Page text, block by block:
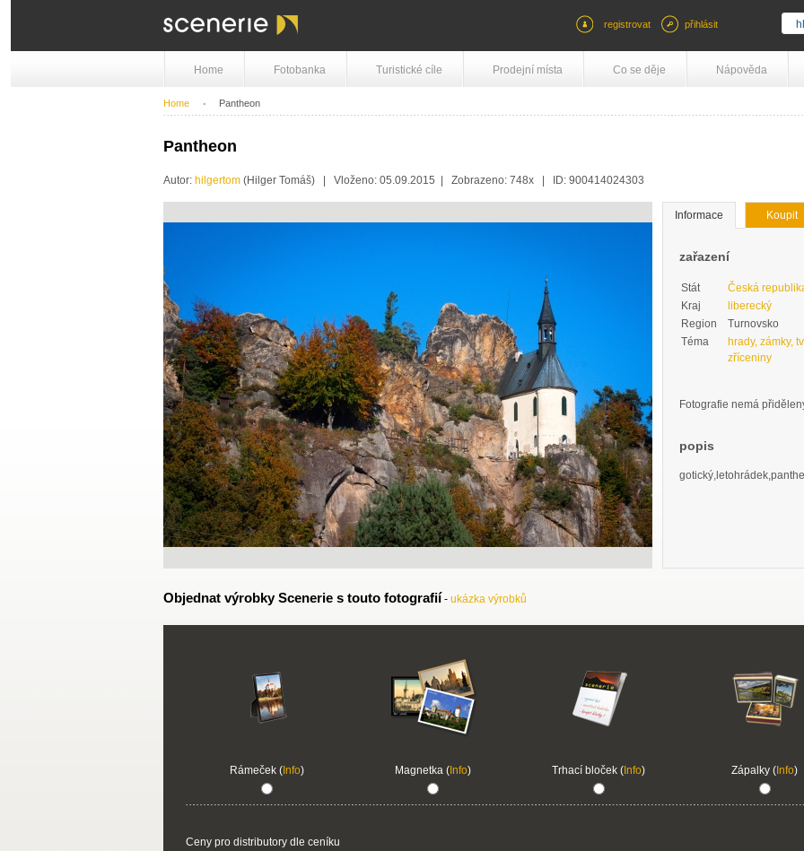
registrovat přihlásit
Home Fotobanka Turistické cíle Prodejní místa Co se děje Nápověda
Home Pantheon
Pantheon
Autor: hilgertom (Hilger Tomáš) | Vloženo: 05.09.2015 | Zobrazeno: 748x | ID: 900414024303
zařazení
Stát
Česká
Kraj
liberecký
Region
Turnovsko
Téma
hrady, zámky,
zříceniny
Fotografie nemá
popis
Informace Koupit
Objednat výrobky Scenerie s touto fotografií - ukázka výrobků
Rámeček (Info) Magnetka (Info) Trhací bloček ( Info) Zápalky ( Info)
Ceny pro distributory dle ceníku